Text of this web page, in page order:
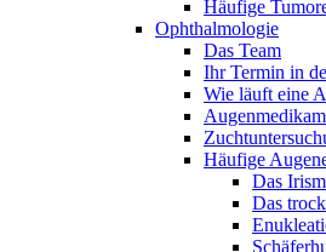
Häufige
Ophthalmologie
Das Team
Ihr Termin in
Wie läuft eine
Häufige
Das
Das